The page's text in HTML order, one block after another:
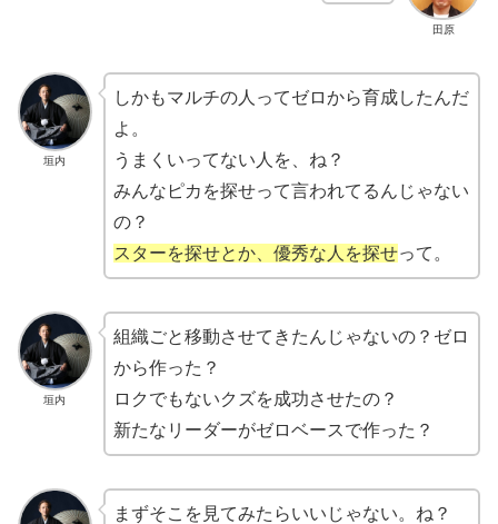
田原
垣内
しかもマルチの人ってゼロから育成したんだ
よ。
うまくいってない人を、ね？
みんなピカを探せって言われてるんじゃない
の？
スターを探せとか、優秀な人を探せって。
垣内
組織ごと移動させてきたんじゃないの？ゼロ
から作った？
ロクでもないクズを成功させたの？
新たなリーダーがゼロベースで作った？
まずそこを見てみたらいいじゃない。ね？